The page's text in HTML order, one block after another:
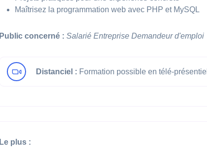
Maîtrisez la programmation web avec PHP et MySQL
Public concerné : Salarié Entreprise Demandeur d'emploi
Distanciel : Formation possible en télé-présentiel
Le plus :